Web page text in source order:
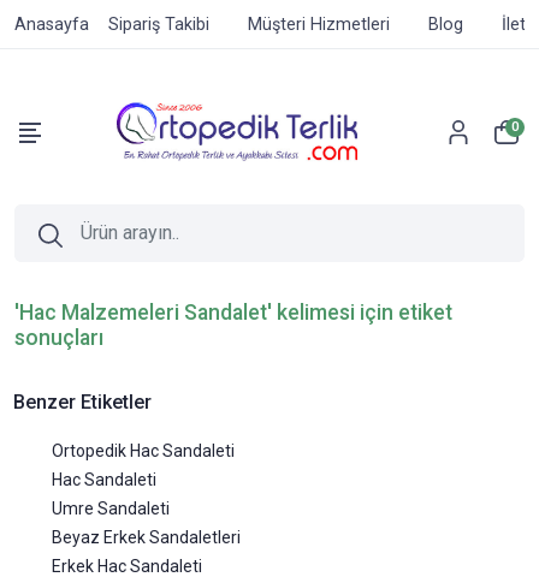
Anasayfa Sipariş Takibi Müşteri Hizmetleri Blog
0
'Hac Malzemeleri Sandalet' kelimesi için etiket
sonuçları
Benzer Etiketler
Ortopedik Hac Sandaleti
Hac Sandaleti
Umre Sandaleti
Beyaz Erkek Sandaletleri
Erkek Hac Sandaleti